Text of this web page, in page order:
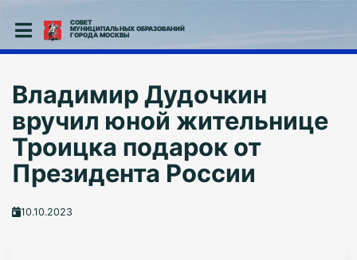
СОВЕТ
МУНИЦИПАЛЬНЫХ ОБРАЗОВАНИЙ
ГОРОДА МОСКВЫ
Владимир Дудочкин
вручил юной жительнице
Троицка подарок от
Президента России
10.10.2023